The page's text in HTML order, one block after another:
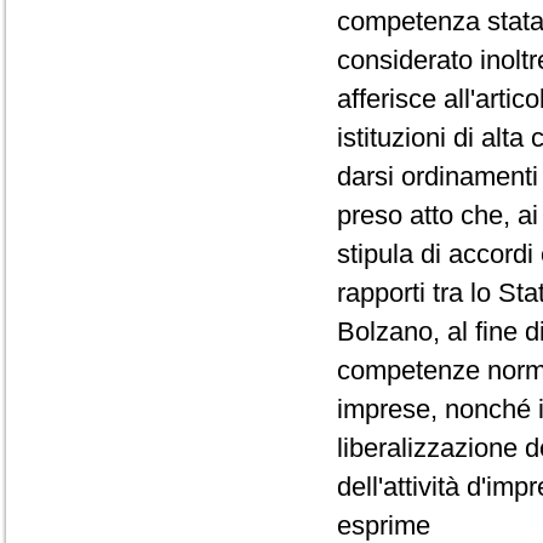
competenza
considerato
afferisce
istituzioni di alta
darsi
preso atto che,
stipula di accordi
rapporti tra lo
Bolzano, al fine
competenze
imprese, nonché
liberalizzazione
dell'attività
esprime